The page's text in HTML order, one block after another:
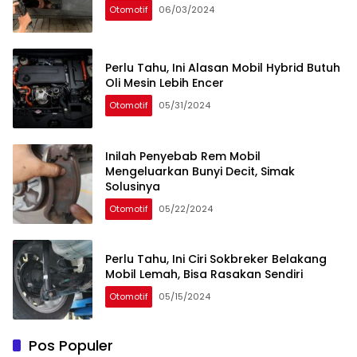
Otomotif 06/03/2024
Perlu Tahu, Ini Alasan Mobil Hybrid Butuh
Oli Mesin Lebih Encer
Otomotif 05/31/2024
Inilah Penyebab Rem Mobil
Mengeluarkan Bunyi Decit, Simak
Solusinya
Otomotif 05/22/2024
Perlu Tahu, Ini Ciri Sokbreker Belakang
Mobil Lemah, Bisa Rasakan Sendiri
Otomotif 05/15/2024
Pos Populer